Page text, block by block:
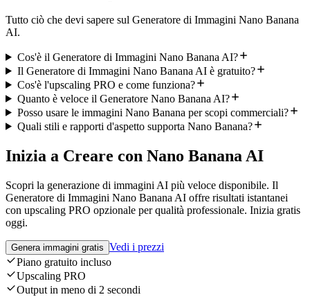
Tutto ciò che devi sapere sul Generatore di Immagini Nano Banana
AI.
Cos'è il Generatore di Immagini Nano Banana AI?
Il Generatore di Immagini Nano Banana AI è gratuito?
Cos'è l'upscaling PRO e come funziona?
Quanto è veloce il Generatore Nano Banana AI?
Posso usare le immagini Nano Banana per scopi commerciali?
Quali stili e rapporti d'aspetto supporta Nano Banana?
Inizia a Creare con Nano Banana AI
Scopri la generazione di immagini AI più veloce disponibile. Il
Generatore di Immagini Nano Banana AI offre risultati istantanei
con upscaling PRO opzionale per qualità professionale. Inizia gratis
oggi.
Genera immagini gratis Vedi i prezzi
Piano gratuito incluso
Upscaling PRO
Output in meno di 2 secondi